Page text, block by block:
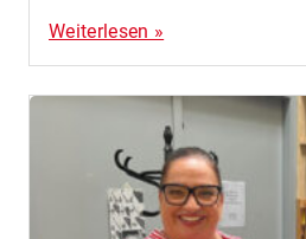
Weiterlesen »